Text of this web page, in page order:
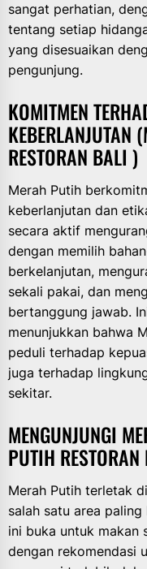
sangat perhatian,
tentang setiap
yang disesuaikan
pengunjung.
KOMITMEN
KEBERLANJUTAN
RESTORAN BALI )
Merah Putih
keberlanjutan dan
secara aktif
dengan memilih
berkelanjutan,
sekali pakai, dan
bertanggung jawab.
menunjukkan bahwa
peduli terhadap
juga terhadap
sekitar.
MENGUNJUNGI
PUTIH
Merah Putih terletak
salah satu area
ini buka untuk makan
dengan rekomendasi